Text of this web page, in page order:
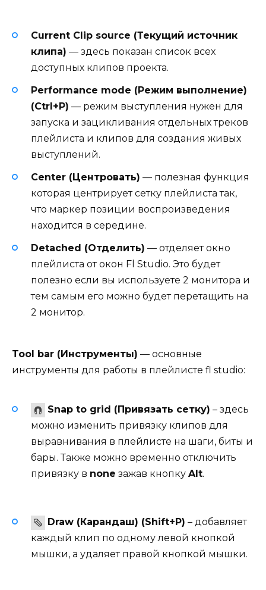
Current Clip source (Текущий источник
клипа) — здесь показан список всех
доступных клипов проекта.
Performance mode (Режим выполнение)
(Ctrl+P) — режим выступления нужен для
запуска и зацикливания отдельных треков
плейлиста и клипов для создания живых
выступлений.
Center (Центровать) — полезная функция
которая центрирует сетку плейлиста так,
что маркер позиции воспроизведения
находится в середине.
Detached (Отделить) — отделяет окно
плейлиста от окон Fl Studio. Это будет
полезно если вы используете 2 монитора и
тем самым его можно будет перетащить на
2 монитор.
Tool bar (Инструменты) — основные
инструменты для работы в плейлисте fl studio:
Snap to grid (Привязать сетку) – здесь
можно изменить привязку клипов для
выравнивания в плейлисте на шаги, биты и
бары. Также можно временно отключить
привязку в none зажав кнопку Alt.
Draw (Карандаш) (Shift+P) – добавляет
каждый клип по одному левой кнопкой
мышки, а удаляет правой кнопкой мышки.